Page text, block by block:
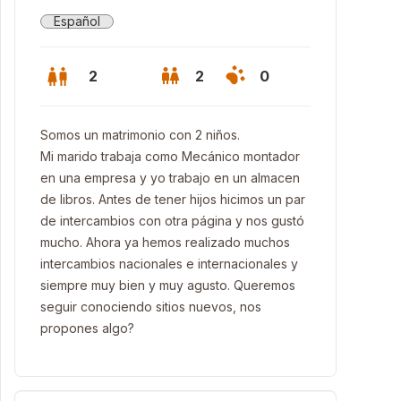
- San Sebastián
Español
2 2 0
Somos un matrimonio con 2 niños.
Mi marido trabaja como Mecánico montador
en una empresa y yo trabajo en un almacen
de libros. Antes de tener hijos hicimos un par
de intercambios con otra página y nos gustó
mucho. Ahora ya hemos realizado muchos
intercambios nacionales e internacionales y
siempre muy bien y muy agusto. Queremos
seguir conociendo sitios nuevos, nos
propones algo?